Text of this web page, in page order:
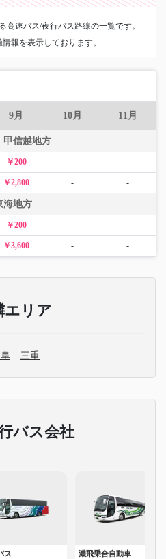
高速バス/夜行バス路線の一覧です。
報を表示しております。
9月 10月 11月
甲信越地方
￥200 - -
￥2,800 - -
海地方
￥200 - -
￥3,600 - -
エリア
三重
バス会社
ス 濃飛乗合自動車